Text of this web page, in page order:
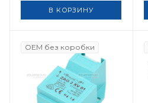
В КОРЗИНУ
OEM без коробки